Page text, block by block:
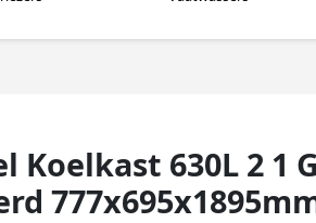
Koelkast 630L 2 1